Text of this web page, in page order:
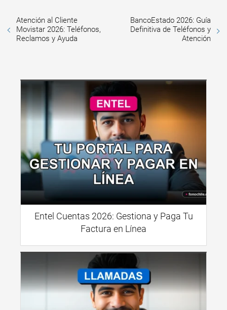
Atención al Cliente
Movistar 2026: Teléfonos,
Reclamos y Ayuda
BancoEstado 2026: Guía
Definitiva de Teléfonos y
Atención
Entel Cuentas 2026: Gestiona y Paga Tu
Factura en Línea